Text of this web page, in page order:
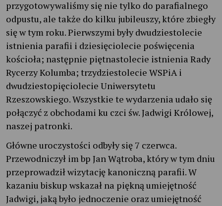
przygotowywaliśmy się nie tylko do parafialnego
odpustu, ale także do kilku jubileuszy, które zbiegły
się w tym roku. Pierwszymi były dwudziestolecie
istnienia parafii i dziesięciolecie poświęcenia
kościoła; następnie piętnastolecie istnienia Rady
Rycerzy Kolumba; trzydziestolecie WSPiA i
dwudziestopięciolecie Uniwersytetu
Rzeszowskiego. Wszystkie te wydarzenia udało się
połączyć z obchodami ku czci św. Jadwigi Królowej,
naszej patronki.
Główne uroczystości odbyły się 7 czerwca.
Przewodniczył im bp Jan Wątroba, który w tym dniu
przeprowadził wizytację kanoniczną parafii. W
kazaniu biskup wskazał na piękną umiejętność
Jadwigi, jaką było jednoczenie oraz umiejętność